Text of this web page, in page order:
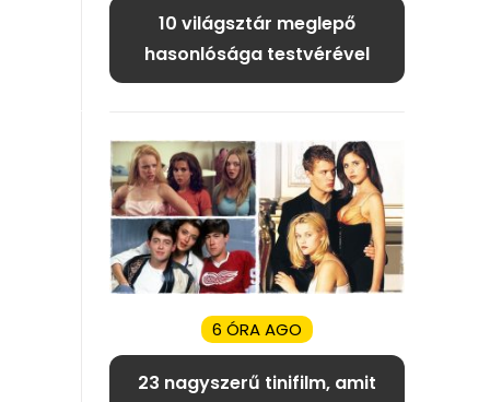
10 világsztár meglepő
hasonlósága testvérével
6 ÓRA AGO
23 nagyszerű tinifilm, amit